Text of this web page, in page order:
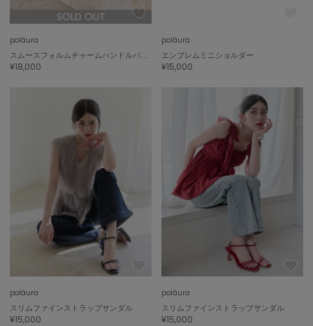
SOLD OUT
poláura
¥18,000
poláura
エンブレムミニショルダー
¥15,000
poláura
スリムファインストラップサンダル
¥15,000
poláura
スリムファインストラップサンダル
¥15,000